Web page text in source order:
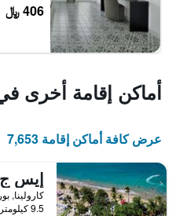
406 ﷼
أماكن إقامة أخرى
عرض كافة أماكن إقامة 7,653
كارولينا,
9.5 كيلومتر عن وسط المدينة